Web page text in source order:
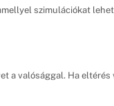
szimulációkat
a valósággal. Ha